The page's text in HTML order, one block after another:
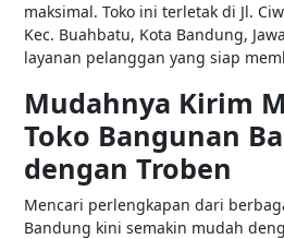
maksimal. Toko ini terletak di Jl.
Kec. Buahbatu, Kota Bandung,
layanan pelanggan yang siap
Mudahnya Kirim
Toko Bangunan
dengan Troben
Mencari perlengkapan dari
Bandung kini semakin mudah